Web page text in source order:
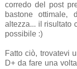
corredo del post
bastone ottimale,
altezza... il risultato
possibile :)
Fatto ciò, trovatevi
D+ da fare una